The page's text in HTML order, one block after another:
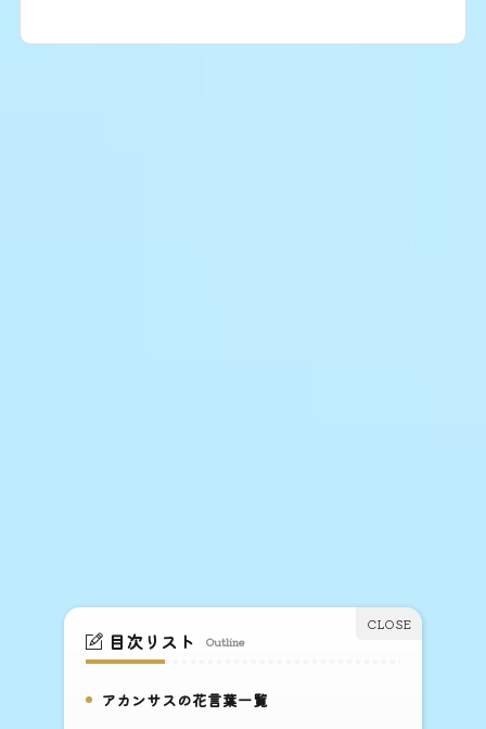
目次リスト Outline
1.アカンサスの花言葉一覧